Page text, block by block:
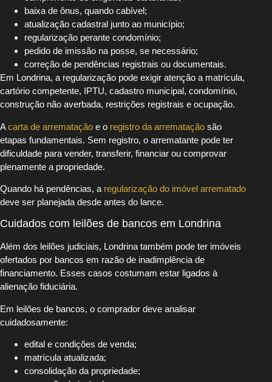
baixa de ônus, quando cabível;
atualização cadastral junto ao município;
regularização perante condomínio;
pedido de imissão na posse, se necessário;
correção de pendências registrais ou documentais.
Em Londrina, a regularização pode exigir atenção a matrícula,
cartório competente, IPTU, cadastro municipal, condomínio,
construção não averbada, restrições registrais e ocupação.
Acarta de arrematação e o registro da arrematação são
etapas fundamentais. Sem registro, o arrematante pode ter
dificuldade para vender, transferir, financiar ou comprovar
plenamente a propriedade.
Quando há pendências, a regularização do imóvel arrematado
deve ser planejada desde antes do lance.
Cuidados com leilões de bancos em Londrina
Além dos leilões judiciais, Londrina também pode ter imóveis
ofertados por bancos em razão de inadimplência de
financiamento. Esses casos costumam estar ligados à
alienação fiduciária.
Em leilões de bancos, o comprador deve analisar
cuidadosamente:
edital e condições de venda;
matrícula atualizada;
consolidação da propriedade;